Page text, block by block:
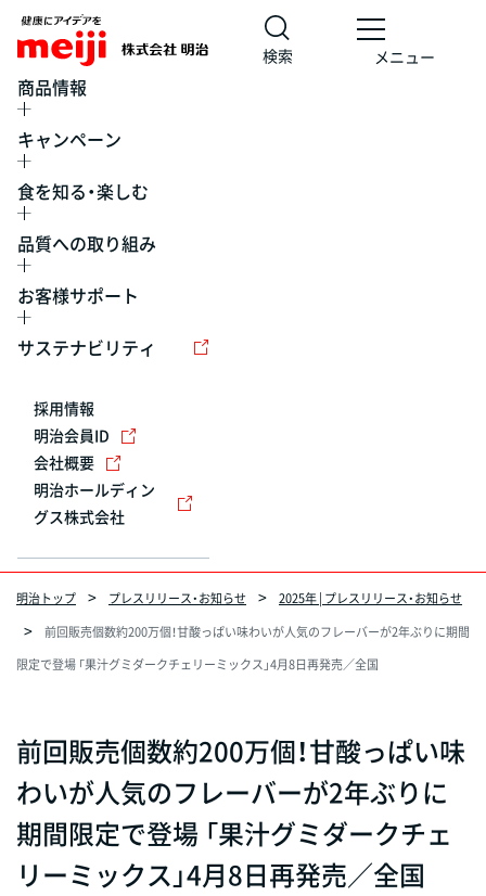
検索 メニュー
商品情報
キャンペーン
食を知る・楽しむ
品質への取り組み
お客様サポート
サステナビリティ
採用情報
明治会員ID
会社概要
明治ホールディン
グス株式会社
明治トップ プレスリリース・お知らせ
2025年 | プレスリリース・お知らせ
前回販売個数約200万個！甘酸っぱい味わいが人気のフレーバーが2年ぶりに期間
限定で登場 「果汁グミダークチェリーミックス」4月8日再発売／全国
前回販売個数約200万個！甘酸っぱい味
わいが人気のフレーバーが2年ぶりに
期間限定で登場 「果汁グミダークチェ
リーミックス」4月8日再発売／全国